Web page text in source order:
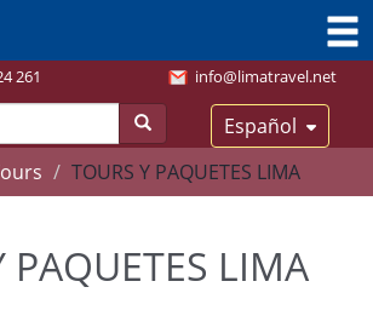
261 info@limatravel.net
Español
TOURS Y PAQUETES LIMA
PAQUETES LIMA